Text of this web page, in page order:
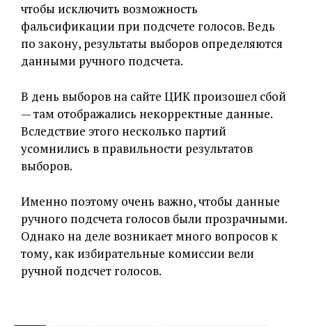
чтобы исключить возможность
фальсификации при подсчете голосов. Ведь
по закону, результаты выборов определяются
данными ручного подсчета.
В день выборов на сайте ЦИК произошел сбой
— там отображались некорректные данные.
Вследствие этого несколько партий
усомнились в правильности результатов
выборов.
Именно поэтому очень важно, чтобы данные
ручного подсчета голосов были прозрачными.
Однако на деле возникает много вопросов к
тому, как избирательные комиссии вели
ручной подсчет голосов.